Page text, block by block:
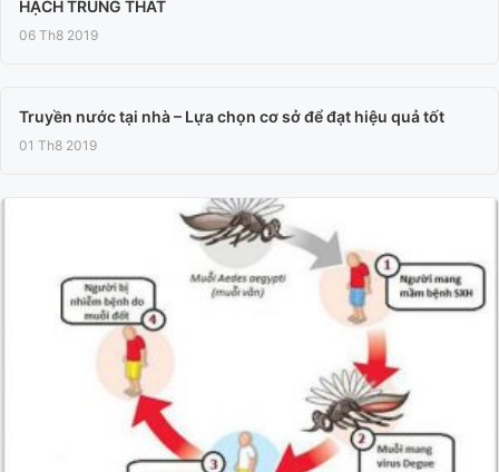
HẠCH TRUNG THẤT
06 Th8 2019
Truyền nước tại nhà – Lựa chọn cơ sở để đạt hiệu quả tốt
01 Th8 2019